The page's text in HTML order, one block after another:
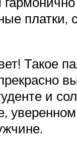
платки,
Такое
и